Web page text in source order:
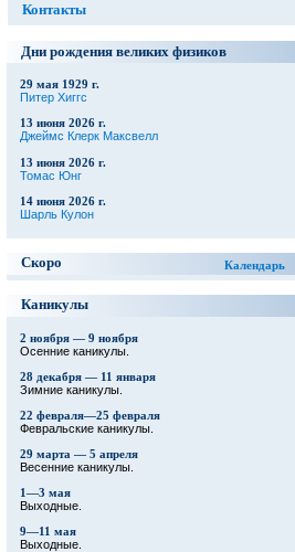
Контакты
Дни рождения великих физиков
29 мая 1929 г.
Питер Хиггс
13 июня 2026 г.
Джеймс Клерк Максвелл
13 июня 2026 г.
Томас Юнг
14 июня 2026 г.
Шарль Кулон
Скоро Календарь
Каникулы
2 ноября — 9 ноября
Осенние каникулы.
28 декабря — 11 января
Зимние каникулы.
22 февраля—25 февраля
Февральские каникулы.
29 марта — 5 апреля
Весенние каникулы.
1—3 мая
Выходные.
9—11 мая
Выходные.